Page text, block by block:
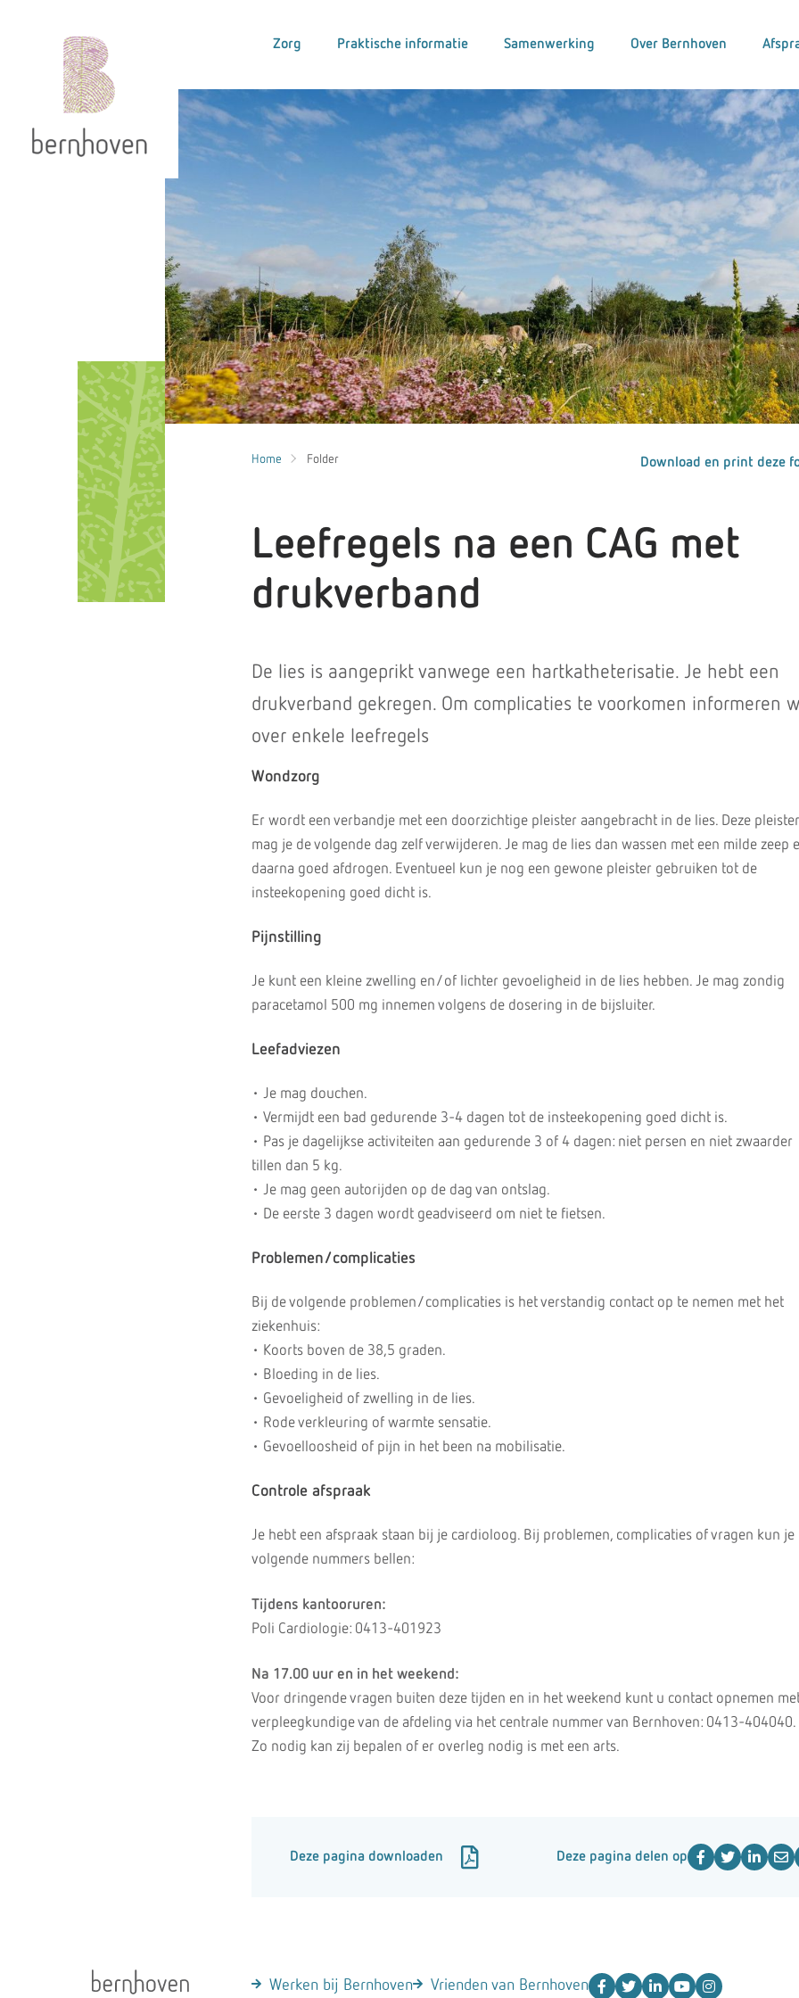
Zorg Praktische informatie Samenwerking Over Bernhoven
Home Folder Download en print deze
Leefregels na een CAG met
drukverband
De lies is aangeprikt vanwege een hartkatheterisatie. Je hebt een
drukverband gekregen. Om complicaties te voorkomen informeren
over enkele leefregels
Wondzorg
Er wordt een verbandje met een doorzichtige pleister aangebracht in de lies. Deze pleister
mag je de volgende dag zelf verwijderen. Je mag de lies dan wassen met een milde zeep
daarna goed afdrogen. Eventueel kun je nog een gewone pleister gebruiken tot de
insteekopening goed dicht is.
Pijnstilling
Je kunt een kleine zwelling en/of lichter gevoeligheid in de lies hebben. Je mag zondig
paracetamol 500 mg innemen volgens de dosering in de bijsluiter.
Leefadviezen
• Je mag douchen.
• Vermijdt een bad gedurende 3-4 dagen tot de insteekopening goed dicht is.
• Pas je dagelijkse activiteiten aan gedurende 3 of 4 dagen: niet persen en niet zwaarder
tillen dan 5 kg.
• Je mag geen autorijden op de dag van ontslag.
• De eerste 3 dagen wordt geadviseerd om niet te fietsen.
Problemen/complicaties
Bij de volgende problemen/complicaties is het verstandig contact op te nemen met het
ziekenhuis:
• Koorts boven de 38,5 graden.
• Bloeding in de lies.
• Gevoeligheid of zwelling in de lies.
• Rode verkleuring of warmte sensatie.
• Gevoelloosheid of pijn in het been na mobilisatie.
Controle afspraak
Je hebt een afspraak staan bij je cardioloog. Bij problemen, complicaties of vragen kun je
volgende nummers bellen:
Tijdens kantooruren:
Poli Cardiologie: 0413-401923
Na 17.00 uur en in het weekend:
Voor dringende vragen buiten deze tijden en in het weekend kunt u contact opnemen
verpleegkundige van de afdeling via het centrale nummer van Bernhoven: 0413-404040.
Zo nodig kan zij bepalen of er overleg nodig is met een arts.
Deze pagina downloaden Deze pagina delen op
Werken bij Bernhoven Vrienden van Bernhoven